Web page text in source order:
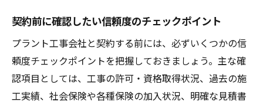
契約前に確認したい信頼度のチェックポイント
プラント工事会社と契約する前には、必ずいくつかの信
頼度チェックポイントを把握しておきましょう。主な確
認項目としては、工事の許可・資格取得状況、過去の施
工実績、社会保険や各種保険の加入状況、明確な見積書